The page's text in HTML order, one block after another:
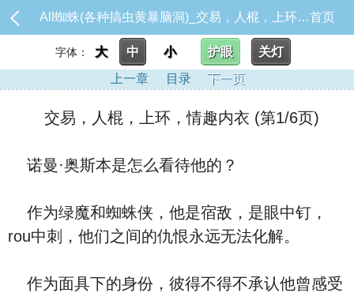
All蜘蛛(各种搞虫黄暴脑洞)_交易，人棍，上环，情趣内衣首页
字体： 大 中 小 护眼
关灯
上一章
目录 下一页
交易，人棍，上环，情趣内衣 (第1/6页)
诺曼·奥斯本是怎么看待他的？
作为绿魔和蜘蛛侠，他是宿敌，是眼中钉，
rou中刺，他们之间的仇恨永远无法化解。
作为面具下的身份，彼得不得不承认他曾感受